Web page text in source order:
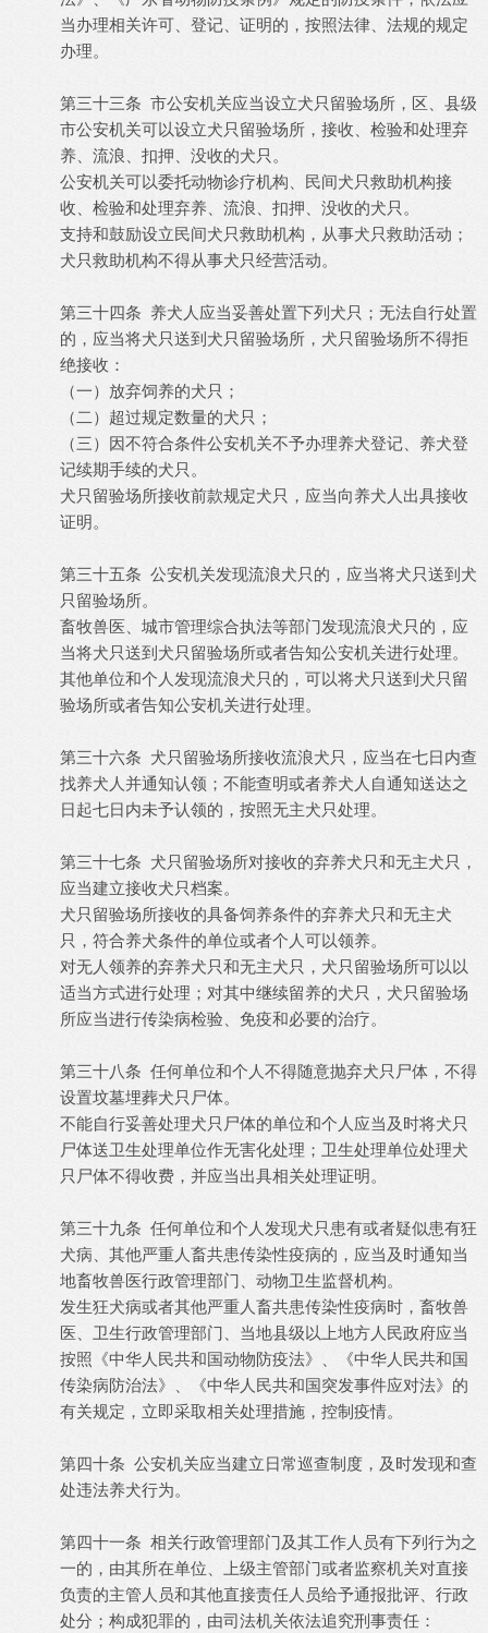
当办理相关许可、登记、证明的，按照法律、法规的规定
办理。
第三十三条 市公安机关应当设立犬只留验场所，区、县级
市公安机关可以设立犬只留验场所，接收、检验和处理弃
养、流浪、扣押、没收的犬只。
公安机关可以委托动物诊疗机构、民间犬只救助机构接
收、检验和处理弃养、流浪、扣押、没收的犬只。
支持和鼓励设立民间犬只救助机构，从事犬只救助活动；
犬只救助机构不得从事犬只经营活动。
第三十四条 养犬人应当妥善处置下列犬只；无法自行处置
的，应当将犬只送到犬只留验场所，犬只留验场所不得拒
绝接收：
（一）放弃饲养的犬只；
（二）超过规定数量的犬只；
（三）因不符合条件公安机关不予办理养犬登记、养犬登
记续期手续的犬只。
犬只留验场所接收前款规定犬只，应当向养犬人出具接收
证明。
第三十五条 公安机关发现流浪犬只的，应当将犬只送到犬
只留验场所。
畜牧兽医、城市管理综合执法等部门发现流浪犬只的，应
当将犬只送到犬只留验场所或者告知公安机关进行处理。
其他单位和个人发现流浪犬只的，可以将犬只送到犬只留
验场所或者告知公安机关进行处理。
第三十六条 犬只留验场所接收流浪犬只，应当在七日内查
找养犬人并通知认领；不能查明或者养犬人自通知送达之
日起七日内未予认领的，按照无主犬只处理。
第三十七条 犬只留验场所对接收的弃养犬只和无主犬只，
应当建立接收犬只档案。
犬只留验场所接收的具备饲养条件的弃养犬只和无主犬
只，符合养犬条件的单位或者个人可以领养。
对无人领养的弃养犬只和无主犬只，犬只留验场所可以以
适当方式进行处理；对其中继续留养的犬只，犬只留验场
所应当进行传染病检验、免疫和必要的治疗。
第三十八条 任何单位和个人不得随意抛弃犬只尸体，不得
设置坟墓埋葬犬只尸体。
不能自行妥善处理犬只尸体的单位和个人应当及时将犬只
尸体送卫生处理单位作无害化处理；卫生处理单位处理犬
只尸体不得收费，并应当出具相关处理证明。
第三十九条 任何单位和个人发现犬只患有或者疑似患有狂
犬病、其他严重人畜共患传染性疫病的，应当及时通知当
地畜牧兽医行政管理部门、动物卫生监督机构。
发生狂犬病或者其他严重人畜共患传染性疫病时，畜牧兽
医、卫生行政管理部门、当地县级以上地方人民政府应当
按照《中华人民共和国动物防疫法》、《中华人民共和国
传染病防治法》、《中华人民共和国突发事件应对法》的
有关规定，立即采取相关处理措施，控制疫情。
第四十条 公安机关应当建立日常巡查制度，及时发现和查
处违法养犬行为。
第四十一条 相关行政管理部门及其工作人员有下列行为之
一的，由其所在单位、上级主管部门或者监察机关对直接
负责的主管人员和其他直接责任人员给予通报批评、行政
处分；构成犯罪的，由司法机关依法追究刑事责任：